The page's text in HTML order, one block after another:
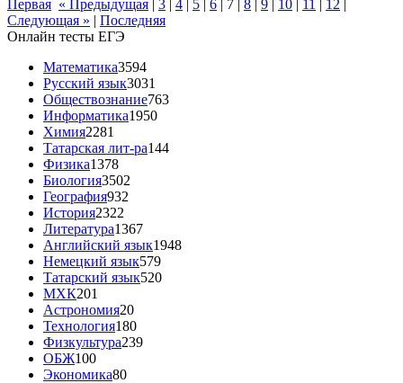
Первая « Предыдущая | 3 | 4 | 5 | 6 | 7 | 8 | 9 | 10 | 11 | 12 |
Следующая » | Последняя
Онлайн тесты ЕГЭ
Математика3594
Русский язык3031
Обществознание763
Информатика1950
Химия2281
Татарская лит-ра144
Физика1378
Биология3502
География932
История2322
Литература1367
Английский язык1948
Немецкий язык579
Татарский язык520
МХК201
Астрономия20
Технология180
Физкультура239
ОБЖ100
Экономика80